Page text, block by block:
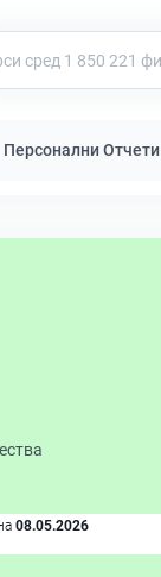
Персонални Отчети
08.05.2026